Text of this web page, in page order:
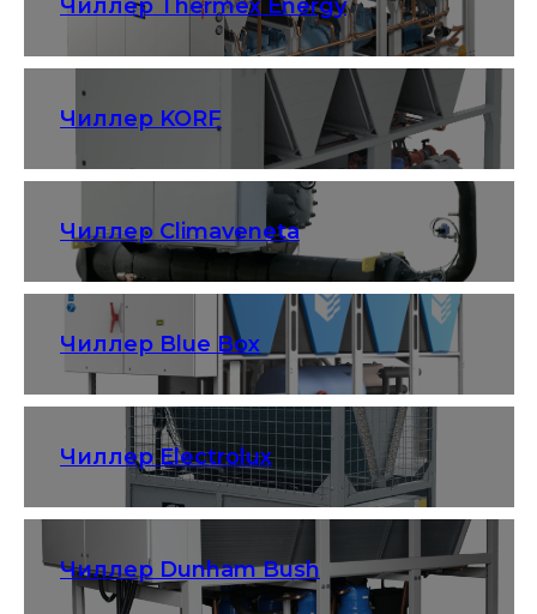
Чиллер Thermex Energy
Чиллер KORF
Чиллер Climaveneta
Чиллер Blue Box
Чиллер Electrolux
Чиллер Dunham Bush